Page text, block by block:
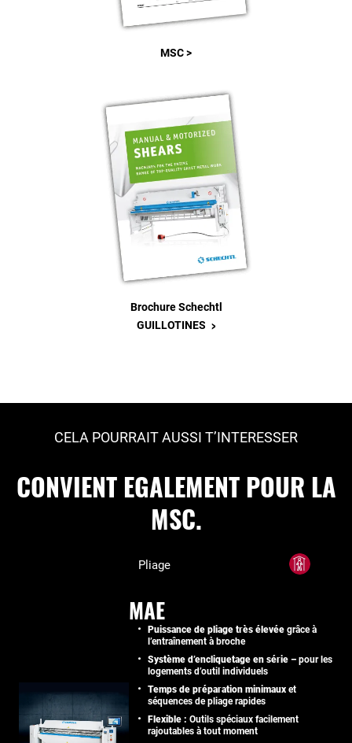
MSC >
Brochure Schechtl
GUILLOTINES >
CELA POURRAIT AUSSI T’INTERESSER
CONVIENT EGALEMENT POUR LA
MSC.
Pliage
MAE
Puissance de pliage très élevée grâce à
l’entraînement à broche
Système d’encliquetage en série – pour les
logements d’outil individuels
Temps de préparation minimaux et
séquences de pliage rapides
Flexible : Outils spéciaux facilement
rajoutables à tout moment